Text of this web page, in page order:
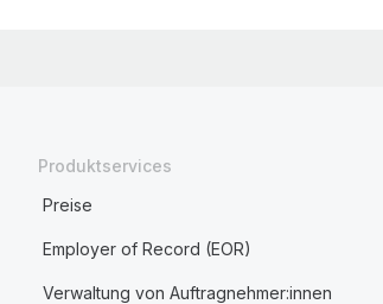
Produktservices
Preise
Employer of Record (EOR)
Verwaltung von Auftragnehmer:innen